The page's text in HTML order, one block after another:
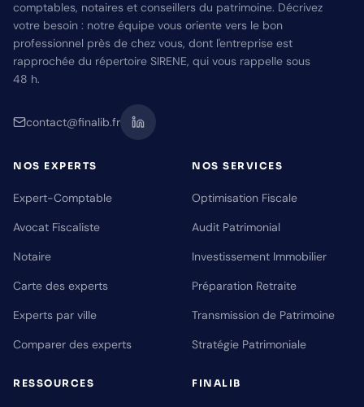
comptables, notaires et conseillers du patrimoine. Décrivez
votre besoin : notre équipe vous oriente vers le bon
professionnel près de chez vous, dont l'entreprise est
rapprochée du répertoire SIRENE, qui vous rappelle sous
48 h.
contact@finalib.fr
NOS EXPERTS
Expert-Comptable
Avocat Fiscaliste
Notaire
Carte des experts
Experts par ville
Comparer des experts
NOS SERVICES
Optimisation Fiscale
Audit Patrimonial
Investissement Immobilier
Préparation Retraite
Transmission de Patrimoine
Stratégie Patrimoniale
RESSOURCES FINALIB